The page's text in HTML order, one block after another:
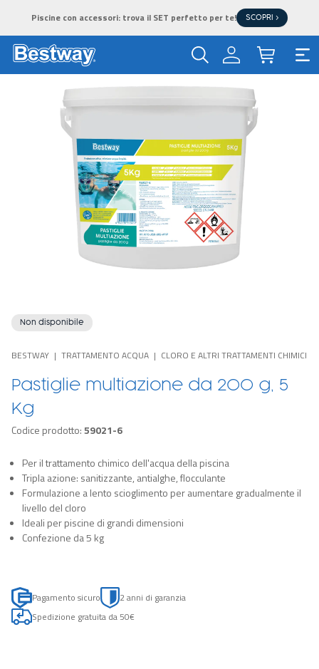
Piscine con accessori: trova il SET perfetto per te! SCOPRI >
Non disponibile
BESTWAY TRATTAMENTO ACQUA CLORO E ALTRI TRATTAMENTI CHIMICI
Pastiglie multiazione da 200 g, 5
Kg
Codice prodotto:59021-6
Per il trattamento chimico dell'acqua della piscina
Tripla azione: sanitizzante, antialghe, flocculante
Formulazione a lento scioglimento per aumentare gradualmente il
livello del cloro
Ideali per piscine di grandi dimensioni
Confezione da 5 kg
Pagamento sicuro
2 anni di garanzia
Spedizione gratuita da 50€